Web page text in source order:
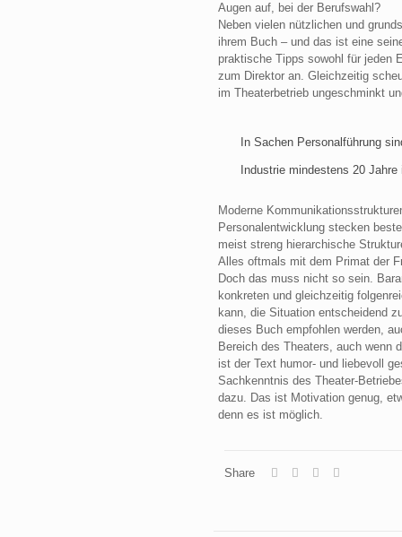
Augen auf, bei der Berufswahl?
Neben vielen nützlichen und
ihrem Buch – und das ist eine
praktische Tipps sowohl für jeden
zum Direktor an. Gleichzeitig
im Theaterbetrieb ungeschminkt
In Sachen Personalführung
Industrie mindestens 20
Moderne
Personalentwicklung stecken
meist streng hierarchische
Alles oftmals mit dem Primat der
Doch das muss nicht so sein.
konkreten und gleichzeitig
kann, die Situation entscheidend
dieses Buch empfohlen werden,
Bereich des Theaters, auch wenn
ist der Text humor- und liebevoll
Sachkenntnis des Theater-
dazu. Das ist Motivation genug,
denn es ist möglich.
Share